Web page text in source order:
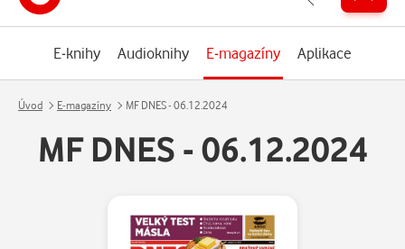
E-knihy Audioknihy E-magazíny Aplikace
Úvod E-magazíny MF DNES - 06.12.2024
MF DNES - 06.12.2024